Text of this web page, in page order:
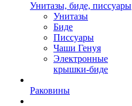
Унитазы, биде, писсуары
Унитазы
Биде
Писсуары
Чаши Генуя
Электронные
крышки-биде
Раковины